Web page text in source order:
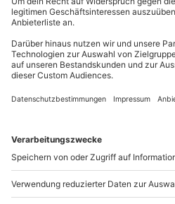
außer an bundesweiten
Mo-Fr: 8-20 Uhr | Sa: 10-16 Uhr
Du möchtest als Firma
Sichere Dir attraktive
Mo-Fr: 9-17 Uhr
b2b@mydays.de